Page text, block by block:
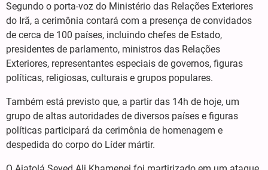
Segundo o porta-voz do Ministério das Relações Exteriores
do Irã, a cerimônia contará com a presença de convidados
de cerca de 100 países, incluindo chefes de Estado,
presidentes de parlamento, ministros das Relações
Exteriores, representantes especiais de governos, figuras
políticas, religiosas, culturais e grupos populares.
Também está previsto que, a partir das 14h de hoje, um
grupo de altas autoridades de diversos países e figuras
políticas participará da cerimônia de homenagem e
despedida do corpo do Líder mártir.